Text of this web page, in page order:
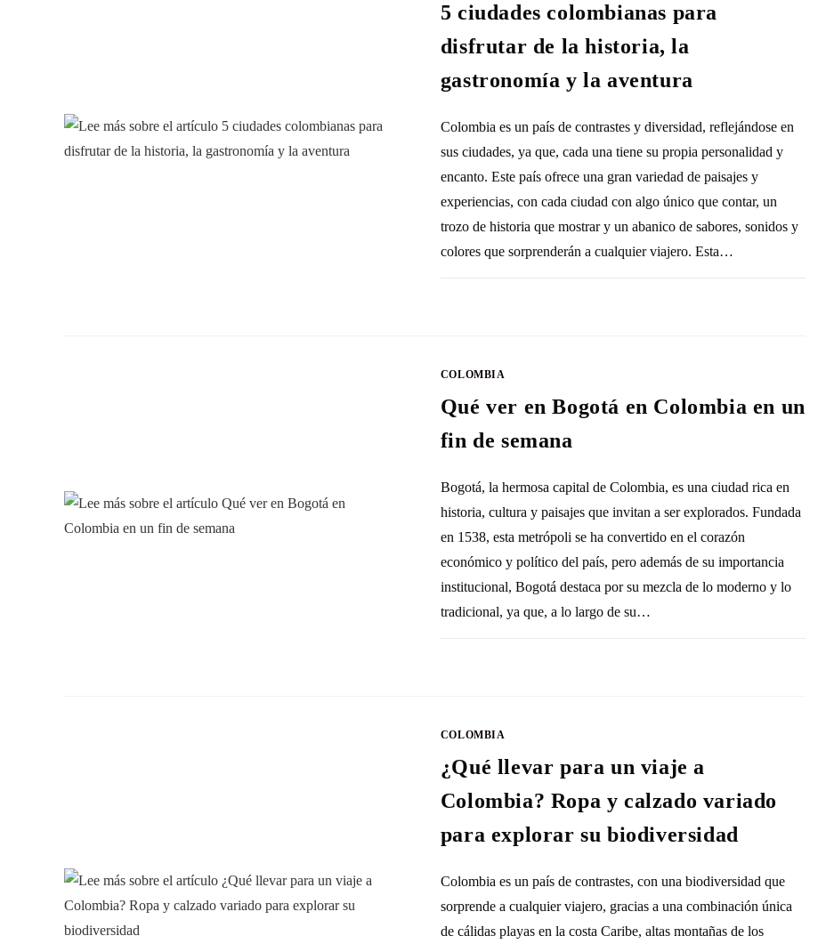
5 ciudades colombianas para
disfrutar de la historia, la
gastronomía y la aventura
Colombia es un país de contrastes y diversidad, reflejándose en
sus ciudades, ya que, cada una tiene su propia personalidad y
encanto. Este país ofrece una gran variedad de paisajes y
experiencias, con cada ciudad con algo único que contar, un
trozo de historia que mostrar y un abanico de sabores, sonidos y
colores que sorprenderán a cualquier viajero. Esta…
COLOMBIA
Qué ver en Bogotá en Colombia en un
fin de semana
Bogotá, la hermosa capital de Colombia, es una ciudad rica en
historia, cultura y paisajes que invitan a ser explorados. Fundada
en 1538, esta metrópoli se ha convertido en el corazón
económico y político del país, pero además de su importancia
institucional, Bogotá destaca por su mezcla de lo moderno y lo
tradicional, ya que, a lo largo de su…
COLOMBIA
¿Qué llevar para un viaje a
Colombia? Ropa y calzado variado
para explorar su biodiversidad
Colombia es un país de contrastes, con una biodiversidad que
sorprende a cualquier viajero, gracias a una combinación única
de cálidas playas en la costa Caribe, altas montañas de los